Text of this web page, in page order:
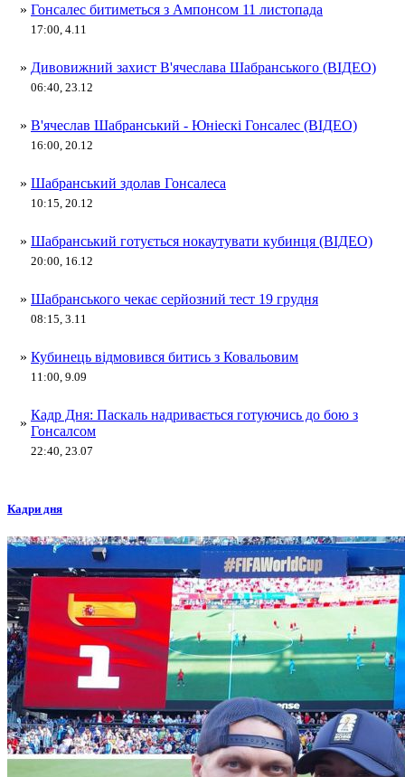
» Гонсалес битиметься з Ампонсом 11 листопада
17:00, 4.11
» Дивовижний захист В'ячеслава Шабранського (ВІДЕО)
06:40, 23.12
» В'ячеслав Шабранський - Юніескі Гонсалес (ВІДЕО)
16:00, 20.12
» Шабранський здолав Гонсалеса
10:15, 20.12
» Шабранський готується нокаутувати кубинця (ВІДЕО)
20:00, 16.12
» Шабранського чекає серйозний тест 19 грудня
08:15, 3.11
» Кубинець відмовився битись з Ковальовим
11:00, 9.09
»
Кадр Дня: Паскаль надривається готуючись до бою з
Гонсалсом
22:40, 23.07
Кадри дня